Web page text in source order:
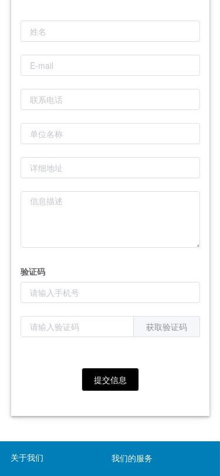
验证码
获取验证码
提交信息
关于我们 我们的服务